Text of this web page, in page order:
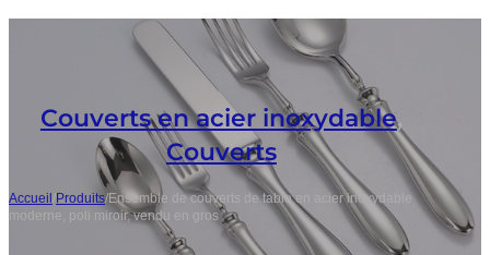
Couverts en acier inoxydable,
Couverts
Accueil/Produits/Ensemble de couverts de table en acier inoxydable
moderne, poli miroir, vendu en gros